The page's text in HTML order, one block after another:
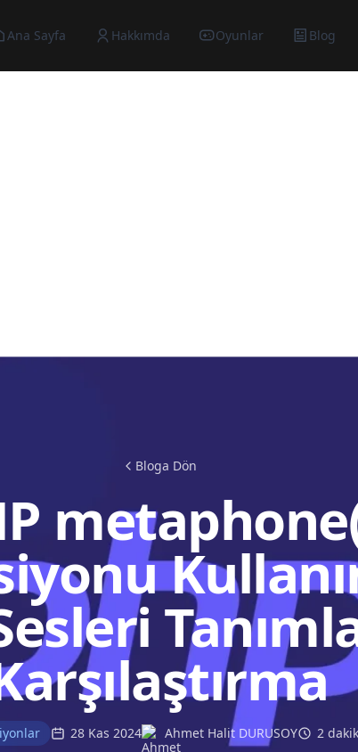
Ana Sayfa Hakkımda Oyunlar Blog
Bloga Dön
28 Kas 2024 Ahmet Halit DURUSOY 2